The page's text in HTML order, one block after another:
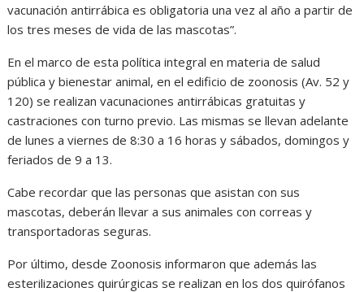
vacunación antirrábica es obligatoria una vez al año a partir de
los tres meses de vida de las mascotas”.
En el marco de esta política integral en materia de salud
pública y bienestar animal, en el edificio de zoonosis (Av. 52 y
120) se realizan vacunaciones antirrábicas gratuitas y
castraciones con turno previo. Las mismas se llevan adelante
de lunes a viernes de 8:30 a 16 horas y sábados, domingos y
feriados de 9 a 13.
Cabe recordar que las personas que asistan con sus
mascotas, deberán llevar a sus animales con correas y
transportadoras seguras.
Por último, desde Zoonosis informaron que además las
esterilizaciones quirúrgicas se realizan en los dos quirófanos